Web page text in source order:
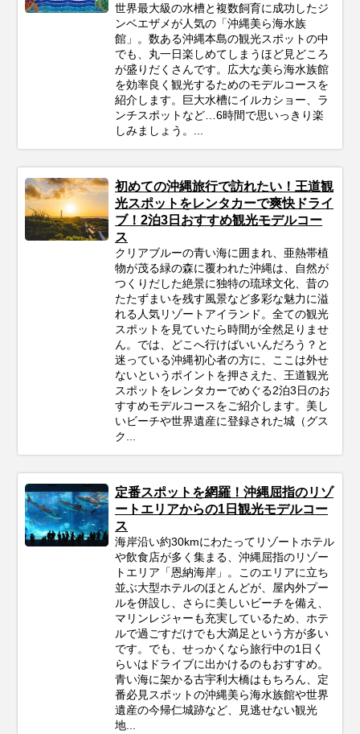
世界最大級の水槽と複数飼育に成功したジ
ンベエザメが人気の「沖縄美ら海水族
館」。数ある沖縄本島の観光スポットの中
でも、丸一日楽しめてしまうほど見どころ
が盛りだくさんです。広大な美ら海水族館
を効率良く観光するためのモデルコースを
紹介します。巨大水槽にイルカショー、ラ
ンチスポットなど…6時間で思いっきり楽
しみましょう。...
初めての沖縄旅行で訪れたい！王道観
光スポットをレンタカーで爽快ドライ
ブ！2泊3日おすすめ観光モデルコー
ス
クリアブルーの青い海に囲まれ、亜熱帯植
物が茂る緑の森に覆われた沖縄は、自然が
つくりだした絶景に独特の琉球文化、昔の
たたずまいを残す風景など多彩な魅力に溢
れる人気リゾートアイランド。全ての観光
スポットを見ていたら時間が全然足りませ
ん。では、どこへ行けばいいんだろう？と
迷っている沖縄初心者の方に、ここは外せ
ないというポイントを押さえた、王道観光
スポットをレンタカーでめぐる2泊3日のお
すすめモデルコースをご紹介します。美し
いビーチや世界遺産に登録された城（グス
ク...
定番スポットを網羅！沖縄屈指のリゾ
ートエリアからの1日観光モデルコー
ス
海岸沿い約30kmにわたってリゾートホテル
や飲食店が多く集まる、沖縄屈指のリゾー
トエリア「恩納海岸」。このエリアに立ち
並ぶ大型ホテルのほとんどが、屋内外プー
ルを併設し、さらに美しいビーチを備え、
マリンレジャーも充実しているため、ホテ
ルで過ごすだけでも大満足という方が多い
です。でも、せっかくなら旅行中の1日く
らいはドライブに出かけるのもおすすめ。
青い海に架かる古宇利大橋はもちろん、定
番必見スポットの沖縄美ら海水族館や世界
遺産の今帰仁城跡など、見逃せない観光
地...